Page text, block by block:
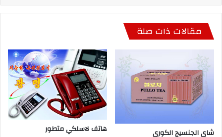
مقالات ذات صلة
شاي الجنسيج الكوري هاتف لاسلكي متطور